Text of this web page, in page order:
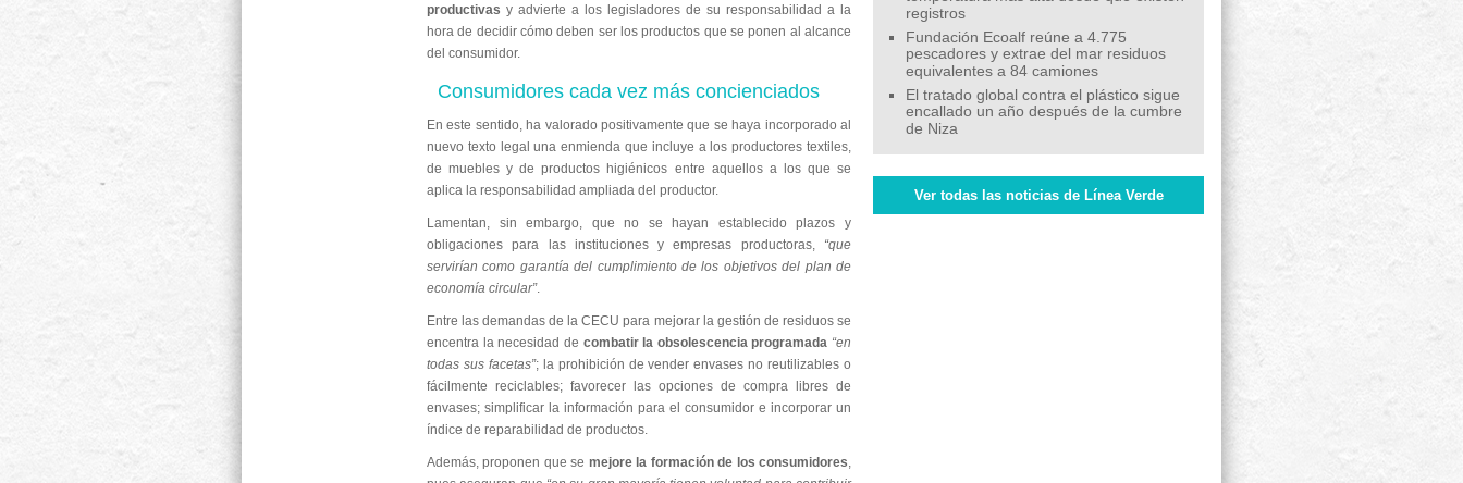
productivas y advierte a los legisladores de su responsabilidad a la
hora de decidir cómo deben ser los productos que se ponen al alcance
del consumidor.
Consumidores cada vez más concienciados
En este sentido, ha valorado positivamente que se haya incorporado al
nuevo texto legal una enmienda que incluye a los productores textiles,
de muebles y de productos higiénicos entre aquellos a los que se
aplica la responsabilidad ampliada del productor.
Lamentan, sin embargo, que no se hayan establecido plazos y
obligaciones para las instituciones y empresas productoras, “que
servirían como garantía del cumplimiento de los objetivos del plan de
economía circular”.
Entre las demandas de la CECU para mejorar la gestión de residuos se
encentra la necesidad de combatir la obsolescencia programada “en
todas sus facetas”; la prohibición de vender envases no reutilizables o
fácilmente reciclables; favorecer las opciones de compra libres de
envases; simplificar la información para el consumidor e incorporar un
índice de reparabilidad de productos.
Además, proponen que se mejore la formación de los consumidores,
registros
Fundación Ecoalf reúne a 4.775
pescadores y extrae del mar residuos
equivalentes a 84 camiones
El tratado global contra el plástico sigue
encallado un año después de la cumbre
de Niza
Ver todas las noticias de Línea Verde